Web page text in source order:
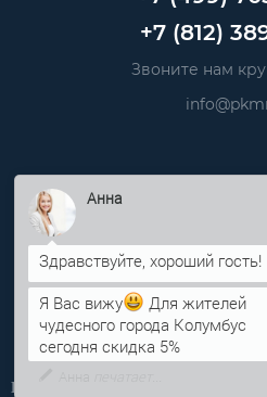
+7 (812)
Звоните нам
Личный
Производственная компания
Здравствуйте, хороший гость!
Я Вас вижу
Для жителей
чудесного города Колумбус
сегодня скидка 5%